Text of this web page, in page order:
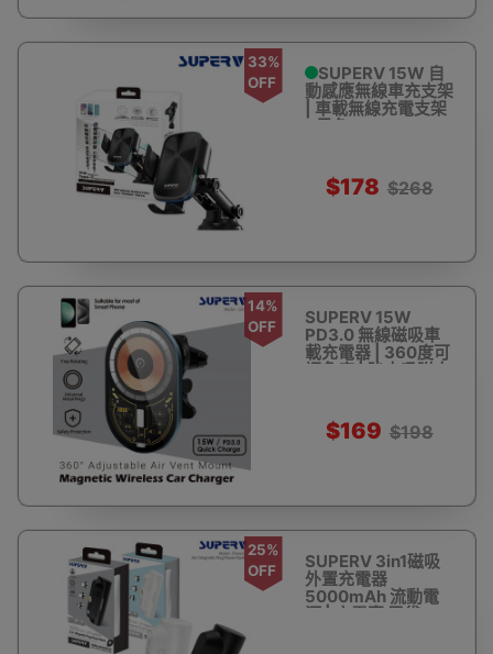
33%
OFF
SUPERV 15W 自
動感應無線車充支架
| 車載無線充電支架
- 黑色
$178 $268
14%
OFF
SUPERV 15W
PD3.0 無線磁吸車
載充電器 | 360度可
調角度 | 強大吸附大
$169 $198
25%
OFF
SUPERV 3in1磁吸
外置充電器
5000mAh 流動電
源 | 充電寶 尿袋